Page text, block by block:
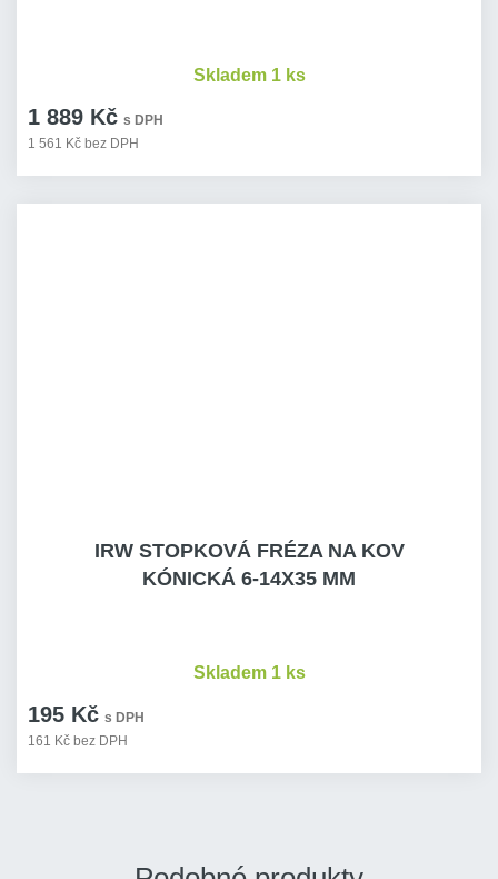
1 889 Kč s DPH
1 561 Kč bez DPH
Skladem 1 ks
IRW STOPKOVÁ FRÉZA NA KOV
KÓNICKÁ 6-14X35 MM
195 Kč s DPH
161 Kč bez DPH
Skladem 1 ks